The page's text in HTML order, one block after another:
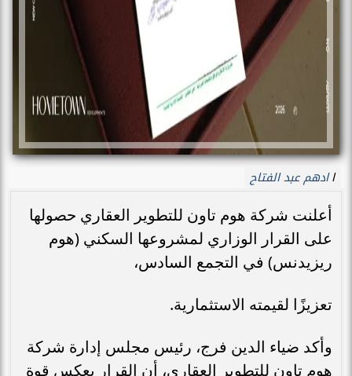
اادهم عبد الفتاح
أعلنت شركة هوم تاون للتطوير العقاري حصولها
على القرار الوزاري لمشروعها السكني (هوم
ريزيدنس) في التجمع السادس،
تعزيزًا لقيمته الاستثمارية.
وأكد ضياء الدين فرج، رئيس مجلس إدارة شركة
هوم تاون للتطوير العقاري، أن القرار يعكس قوة